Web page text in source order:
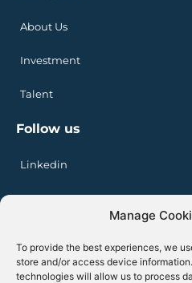
Manage
To provide the best experiences, we
store and/or access device
technologies will allow us to process
About Us
Investment
Talent
Follow us
Linkedin
Cookie Policy